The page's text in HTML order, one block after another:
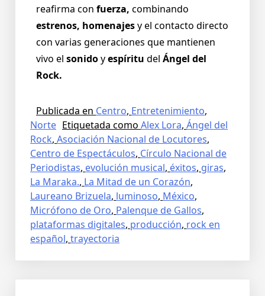
reafirma con fuerza, combinando
estrenos, homenajesy el contacto directo
con varias generaciones que mantienen
vivo el sonidoyespíritu del Ángel del
Rock.
Publicada en Centro, Entretenimiento,
Norte Etiquetada como Alex Lora, Ángel del
Rock, Asociación Nacional de Locutores,
Centro de Espectáculos, Círculo Nacional de
Periodistas, evolución musical, éxitos, giras,
La Maraka., La Mitad de un Corazón,
Laureano Brizuela, luminoso, México,
Micrófono de Oro, Palenque de Gallos,
plataformas digitales, producción, rock en
español, trayectoria